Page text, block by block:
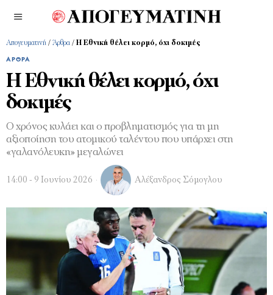
Απογευματινή / Άρθρα / Η Εθνική θέλει κορμό, όχι δοκιμές
ΆΡΘΡΑ
Η Εθνική θέλει κορμό, όχι
δοκιμές
Ο χρόνος κυλάει και ο προβληματισμός για τη μη
αξιοποίηση του ατομικού ταλέντου που υπάρχει στη
«γαλανόλευκη» μεγαλώνει
14:00 - 9 Ιουνίου 2026 Αλέξανδρος Σόμογλου